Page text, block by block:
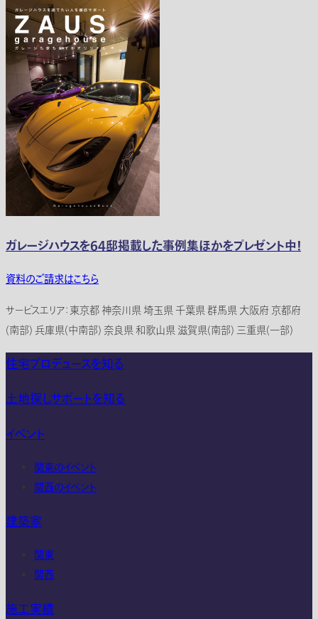
ガレージハウスを64邸掲載した事例集ほかをプレゼント中！
資料のご請求はこちら
サービスエリア：東京都 神奈川県 埼玉県 千葉県 群馬県 大阪府 京都府
(南部) 兵庫県(中南部) 奈良県 和歌山県 滋賀県(南部) 三重県(一部)
住宅プロデュースを知る
土地探しサポートを知る
イベント
関東のイベント
関西のイベント
建築家
関東
関西
施工実績